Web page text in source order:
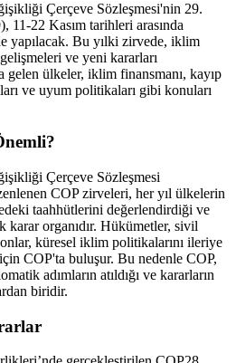
Çerçeve Sözleşmesi'nin 29.
11-22 Kasım tarihleri arasında
yapılacak. Bu yılki zirvede, iklim
ve yeni kararları
ülkeler, iklim finansmanı, kayıp
ve uyum politikaları gibi konuları
Çerçeve Sözleşmesi
COP zirveleri, her yıl ülkelerin
taahhütlerini değerlendirdiği ve
karar organıdır. Hükümetler, sivil
küresel iklim politikalarını ileriye
için COP'ta buluşur. Bu nedenle COP,
adımların atıldığı ve kararların
biridir.